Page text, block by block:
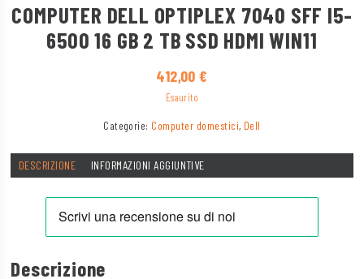
COMPUTER DELL OPTIPLEX 7040 SFF I5-
6500 16 GB 2 TB SSD HDMI WIN11
412,00€
Esaurito
Categorie: Computer domestici, Dell
DESCRIZIONE INFORMAZIONI AGGIUNTIVE
Descrizione